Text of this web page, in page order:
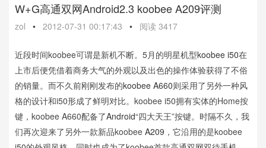
W+G高通双网Android2.3 koobee A209评测
zol • 2012-07-31 00:17:43 • 阅读 3417
近段时间koobee可谓是新机不断。5月的明星机型koobee i50在
上市后便凭借着商务大气的外观以及出色的操作体验获得了不俗
的销量。而不久前刚刚发布的koobee A660则采用了另外一种风
格的设计和i50形成了鲜明对比。koobee i50拥有实体的Home按
键，koobee A660配备了Android“四大天王”按键。时隔不久，我
们再次迎来了另外一款新品koobee A209 ，它沿用的是koobee